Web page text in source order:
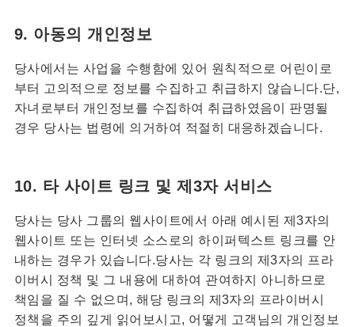
9. 아동의 개인정보
당사에서는 사업을 수행함에 있어 원칙적으로 어린이로
부터 고의적으로 정보를 수집하고 취급하지 않습니다.단,
자녀로부터 개인정보를 수집하여 취급하였음이 판명될
경우 당사는 법령에 의거하여 적절히 대응하겠습니다.
10. 타 사이트 링크 및 제3자 서비스
당사는 당사 그룹의 웹사이트에서 아래 예시된 제3자의
웹사이트 또는 인터넷 소스로의 하이퍼텍스트 링크를 안
내하는 경우가 있습니다.당사는 각 링크의 제3자의 프라
이버시 정책 및 그 내용에 대하여 관여하지 아니하므로
책임을 질 수 없으며, 해당 링크의 제3자의 프라이버시
정책을 주의 깊게 읽어보시고, 어떻게 고객님의 개인정보